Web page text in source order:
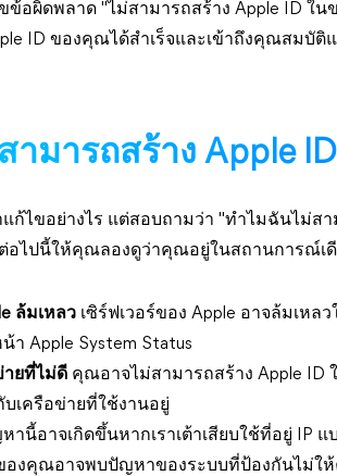
อผิดพลาด "ไม่สามารถสร้าง Apple ID ใ
ID ของคุณได้สำเร็จและเข้าถึงคุณสมบัติ
มารถสร้าง Apple
ไขอย่างไร แต่สอบถามว่า "ทำไมฉันไม่ส
ต่อไปนี้ให้คุณลองดูว่าคุณอยู่ในสถานการณ์เ
ล้มเหลว เซิร์ฟเวอร์ของ Apple อาจล้มเหล
า Apple System Status
ายที่ไม่ดี คุณอาจไม่สามารถสร้าง Apple
เครือข่ายที่ใช้งานอยู่
านี้อาจเกิดขึ้นหากเราเต้าเสียบใช้ที่อยู่ IP แ
องคุณอาจพบปัญหาของระบบที่ป้องกันไม่ใ